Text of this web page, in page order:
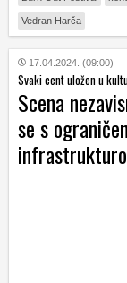
Vedran Harča
17.04.2024. (09:00)
Svaki cent uložen u
Scena
se s